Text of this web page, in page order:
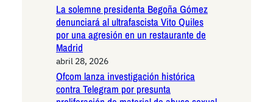
La solemne presidenta Begoña Gómez
denunciará al ultrafascista Vito Quiles
por una agresión en un restaurante de
Madrid
abril 28, 2026
Ofcom lanza investigación histórica
contra Telegram por presunta